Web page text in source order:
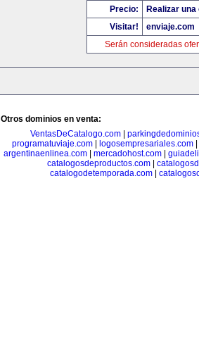
Precio:
Realizar
Visitar!
enviaje.com
Serán consideradas
Otros dominios en venta:
VentasDeCatalogo.com|
programatuviaje.com| logosempresariales.com|
argentinaenlinea.com| mercadohost.com|
catalogosdeproductos.com
catalogodetemporada.com